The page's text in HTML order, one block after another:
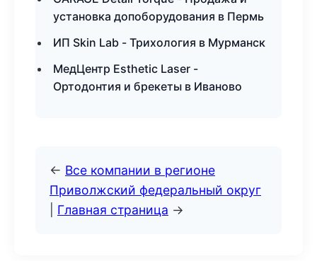
установка допоборудования в Пермь
ИП Skin Lab - Трихология в Мурманск
МедЦентр Esthetic Laser -
Ортодонтия и брекеты в Иваново
← Все компании в регионе
Приволжский федеральный округ
Главная страница →